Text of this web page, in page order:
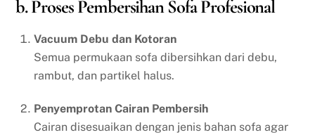
b. Proses Pembersihan Sofa Profesional
Vacuum Debu dan Kotoran
Semua permukaan sofa dibersihkan dari debu,
rambut, dan partikel halus.
Penyemprotan Cairan Pembersih
Cairan disesuaikan dengan jenis bahan sofa agar